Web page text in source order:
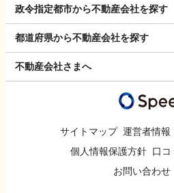
政令指定都市から不動産会社を探す
都道府県から不動産会社を探す
不動産会社さまへ
サイトマップ 運営者情報
個人情報保護方針 口コ
お問い合わせ